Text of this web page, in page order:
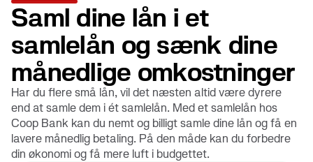
Saml dine lån i et
samlelån og sænk dine
månedlige omkostninger
Har du flere små lån, vil det næsten altid være dyrere
end at samle dem i ét samlelån. Med et samlelån hos
Coop Bank kan du nemt og billigt samle dine lån og få en
lavere månedlig betaling. På den måde kan du forbedre
din økonomi og få mere luft i budgettet.